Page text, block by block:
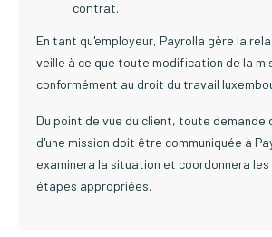
contrat.
En tant qu'employeur, Payrolla gère la
veille à ce que toute modification de la
conformément au droit du travail
Du point de vue du client, toute demande
d'une mission doit être communiquée à
examinera la situation et coordonnera les
étapes appropriées.